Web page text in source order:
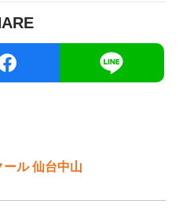
ル 仙台中山